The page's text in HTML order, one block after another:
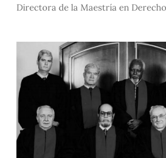
Directora de la Maestría en